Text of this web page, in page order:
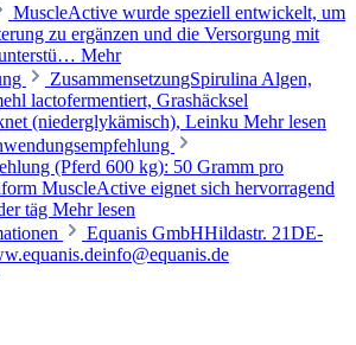
MuscleActive wurde speziell entwickelt, um
zu ergänzen und die Versorgung mit
Mehr
ZusammensetzungSpirulina Algen,
lactofermentiert, Grashäcksel
(niederglykämisch), Leinku Mehr lesen
(Pferd 600 kg): 50 Gramm pro
MuscleActive eignet sich hervorragend
täg Mehr lesen
Equanis GmbHHildastr. 21DE-